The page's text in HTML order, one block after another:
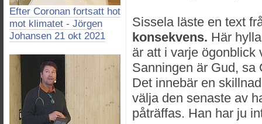
Efter Coronan fortsatt hot
mot klimatet - Jörgen
Johansen 21 okt 2021
Sissela läste en text
konsekvens. Här
är att i varje ögonblick
Sanningen är Gud, sa
Det innebär en
välja den senaste av
påträffas. Han har ju